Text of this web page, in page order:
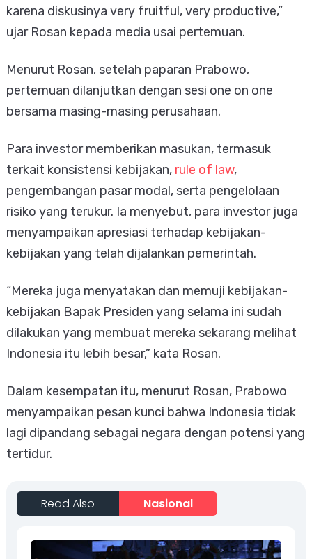
karena diskusinya very fruitful, very productive,”
ujar Rosan kepada media usai pertemuan.
Menurut Rosan, setelah paparan Prabowo,
pertemuan dilanjutkan dengan sesi one on one
bersama masing-masing perusahaan.
Para investor memberikan masukan, termasuk
terkait konsistensi kebijakan, rule of law,
pengembangan pasar modal, serta pengelolaan
risiko yang terukur. Ia menyebut, para investor juga
menyampaikan apresiasi terhadap kebijakan-
kebijakan yang telah dijalankan pemerintah.
“Mereka juga menyatakan dan memuji kebijakan-
kebijakan Bapak Presiden yang selama ini sudah
dilakukan yang membuat mereka sekarang melihat
Indonesia itu lebih besar,” kata Rosan.
Dalam kesempatan itu, menurut Rosan, Prabowo
menyampaikan pesan kunci bahwa Indonesia tidak
lagi dipandang sebagai negara dengan potensi yang
tertidur.
Read Also Nasional